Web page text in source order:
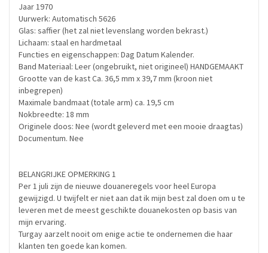
Jaar 1970
Uurwerk: Automatisch 5626
Glas: saffier (het zal niet levenslang worden bekrast.)
Lichaam: staal en hardmetaal
Functies en eigenschappen: Dag Datum Kalender.
Band Materiaal: Leer (ongebruikt, niet origineel) HANDGEMAAKT
Grootte van de kast Ca. 36,5 mm x 39,7 mm (kroon niet
inbegrepen)
Maximale bandmaat (totale arm) ca. 19,5 cm
Nokbreedte: 18 mm
Originele doos: Nee (wordt geleverd met een mooie draagtas)
Documentum. Nee
BELANGRIJKE OPMERKING 1
Per 1 juli zijn de nieuwe douaneregels voor heel Europa
gewijzigd. U twijfelt er niet aan dat ik mijn best zal doen om u te
leveren met de meest geschikte douanekosten op basis van
mijn ervaring.
Turgay aarzelt nooit om enige actie te ondernemen die haar
klanten ten goede kan komen.